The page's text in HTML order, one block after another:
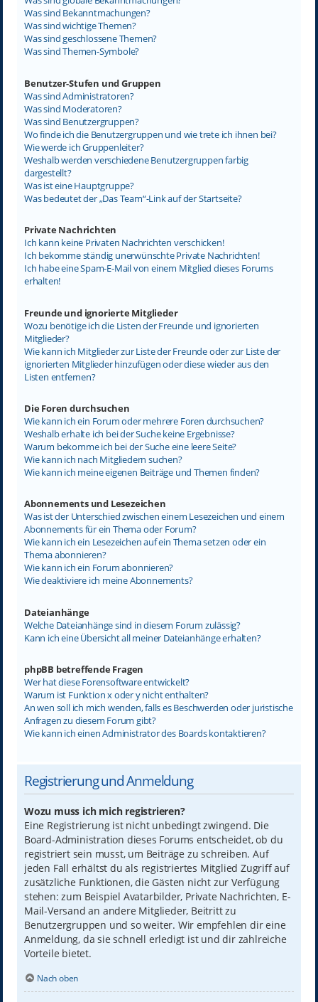
Was sind Bekanntmachungen?
Was sind wichtige Themen?
Was sind geschlossene Themen?
Was sind Themen-Symbole?
Benutzer-Stufen und Gruppen
Was sind Administratoren?
Was sind Moderatoren?
Was sind Benutzergruppen?
Wo finde ich die Benutzergruppen und wie trete ich ihnen bei?
Wie werde ich Gruppenleiter?
Weshalb werden verschiedene Benutzergruppen farbig
dargestellt?
Was ist eine Hauptgruppe?
Was bedeutet der „Das Team“-Link auf der Startseite?
Private Nachrichten
Ich kann keine Privaten Nachrichten verschicken!
Ich bekomme ständig unerwünschte Private Nachrichten!
Ich habe eine Spam-E-Mail von einem Mitglied dieses Forums
erhalten!
Freunde und ignorierte Mitglieder
Wozu benötige ich die Listen der Freunde und ignorierten
Mitglieder?
Wie kann ich Mitglieder zur Liste der Freunde oder zur Liste der
ignorierten Mitglieder hinzufügen oder diese wieder aus den
Listen entfernen?
Die Foren durchsuchen
Wie kann ich ein Forum oder mehrere Foren durchsuchen?
Weshalb erhalte ich bei der Suche keine Ergebnisse?
Warum bekomme ich bei der Suche eine leere Seite?
Wie kann ich nach Mitgliedern suchen?
Wie kann ich meine eigenen Beiträge und Themen finden?
Abonnements und Lesezeichen
Was ist der Unterschied zwischen einem Lesezeichen und einem
Abonnements für ein Thema oder Forum?
Wie kann ich ein Lesezeichen auf ein Thema setzen oder ein
Thema abonnieren?
Wie kann ich ein Forum abonnieren?
Wie deaktiviere ich meine Abonnements?
Dateianhänge
Welche Dateianhänge sind in diesem Forum zulässig?
Kann ich eine Übersicht all meiner Dateianhänge erhalten?
phpBB betreffende Fragen
Wer hat diese Forensoftware entwickelt?
Warum ist Funktion x oder y nicht enthalten?
An wen soll ich mich wenden, falls es Beschwerden oder juristische
Anfragen zu diesem Forum gibt?
Wie kann ich einen Administrator des Boards kontaktieren?
Registrierung und Anmeldung
Wozu muss ich mich registrieren?
Eine Registrierung ist nicht unbedingt zwingend. Die
Board-Administration dieses Forums entscheidet, ob du
registriert sein musst, um Beiträge zu schreiben. Auf
jeden Fall erhältst du als registriertes Mitglied Zugriff auf
zusätzliche Funktionen, die Gästen nicht zur Verfügung
stehen: zum Beispiel Avatarbilder, Private Nachrichten, E-
Mail-Versand an andere Mitglieder, Beitritt zu
Benutzergruppen und so weiter. Wir empfehlen dir eine
Anmeldung, da sie schnell erledigt ist und dir zahlreiche
Vorteile bietet.
Nach oben